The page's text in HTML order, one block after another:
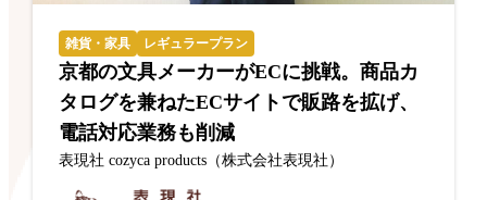
雑貨・家具 レギュラープラン
京都の文具メーカーがECに挑戦。商品カ
タログを兼ねたECサイトで販路を拡げ、
電話対応業務も削減
表現社 cozyca products（株式会社表現社）